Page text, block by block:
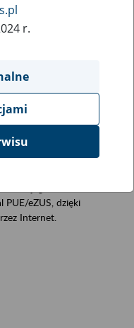
eZUS
PUE/eZUS, dzięki
Internet.
r.